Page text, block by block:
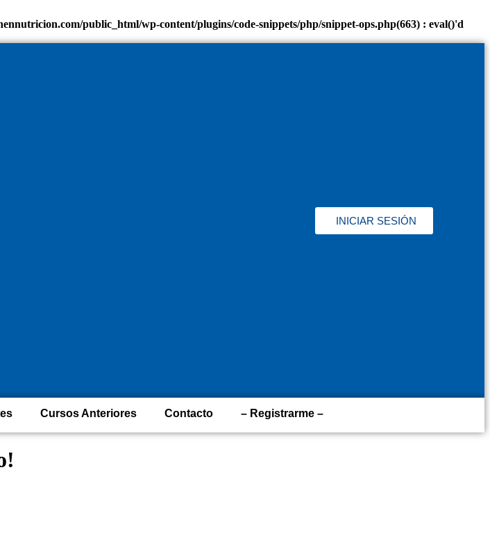
public_html/wp-content/plugins/code-snippets/php/snippet-ops.php(663) : eval()'d
INICIAR SESIÓN
Cursos Anteriores Contacto – Registrarme –